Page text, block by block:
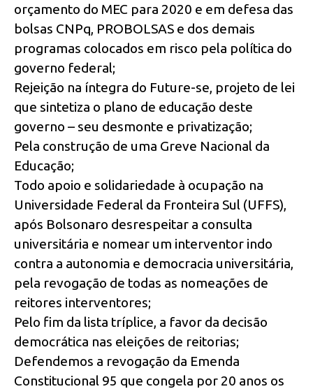
orçamento do MEC para 2020 e em defesa das
bolsas CNPq, PROBOLSAS e dos demais
programas colocados em risco pela política do
governo federal;
Rejeição na íntegra do Future-se, projeto de lei
que sintetiza o plano de educação deste
governo – seu desmonte e privatização;
Pela construção de uma Greve Nacional da
Educação;
Todo apoio e solidariedade à ocupação na
Universidade Federal da Fronteira Sul (UFFS),
após Bolsonaro desrespeitar a consulta
universitária e nomear um interventor indo
contra a autonomia e democracia universitária,
pela revogação de todas as nomeações de
reitores interventores;
Pelo fim da lista tríplice, a favor da decisão
democrática nas eleições de reitorias;
Defendemos a revogação da Emenda
Constitucional 95 que congela por 20 anos os